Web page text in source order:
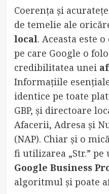
Coerența și
de temelie ale
local. Aceasta este
pe care Google o
credibilitatea unei
Informațiile
identice pe toate
GBP, și directoare
Afacerii, Adresa și
(NAP). Chiar și o
fi utilizarea „Str.” pe
Google Business
algoritmul și poate